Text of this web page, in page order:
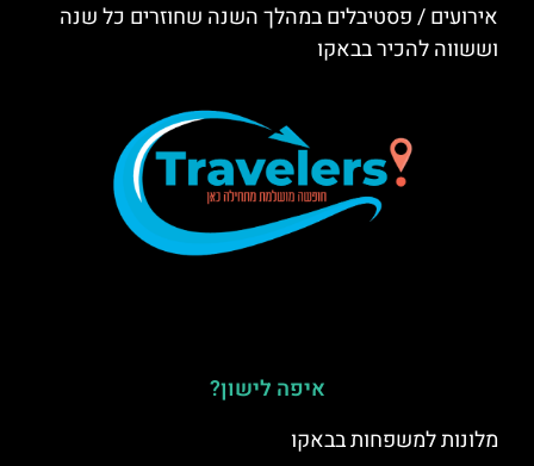
אירועים / פסטיבלים במהלך השנה שחוזרים כל שנה
וששווה להכיר בבאקו
איפה לישון?
מלונות למשפחות בבאקו